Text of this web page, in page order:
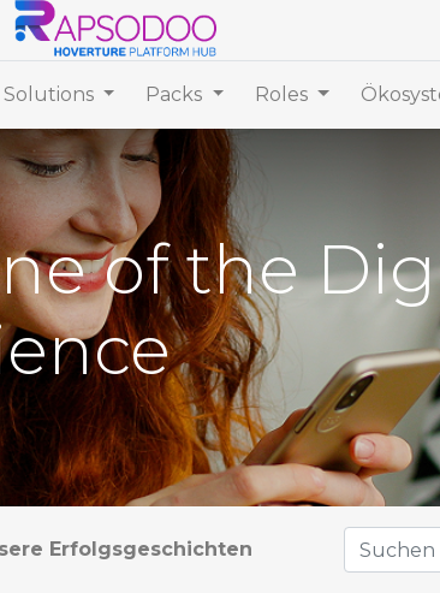
Solutions Packs Roles
of the
Erfolgsgeschichten